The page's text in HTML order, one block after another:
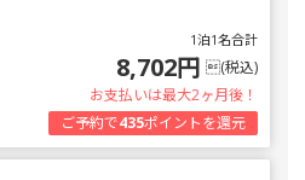
1泊1名合計
8,702円 (税込)
お支払いは最大2ヶ月後！
ご予約で435ポイントを還元